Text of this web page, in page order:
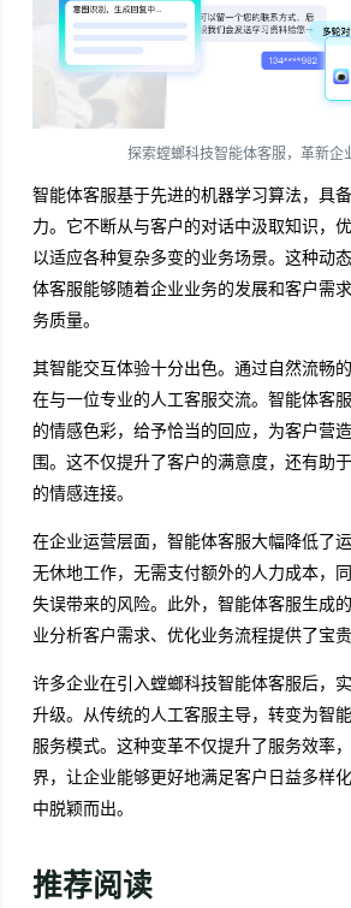
探索螳螂科技智能体客服，革新企
智能体客服基于先进的机器学习算法，具
力。它不断从与客户的对话中汲取知识，
以适应各种复杂多变的业务场景。这种动
体客服能够随着企业业务的发展和客户需
务质量。
其智能交互体验十分出色。通过自然流畅
在与一位专业的人工客服交流。智能体客
的情感色彩，给予恰当的回应，为客户营
围。这不仅提升了客户的满意度，还有助
的情感连接。
在企业运营层面，智能体客服大幅降低了
无休地工作，无需支付额外的人力成本，
失误带来的风险。此外，智能体客服生成
业分析客户需求、优化业务流程提供了宝贵
许多企业在引入螳螂科技智能体客服后，
升级。从传统的人工客服主导，转变为智
服务模式。这种变革不仅提升了服务效率
界，让企业能够更好地满足客户日益多样
中脱颖而出。
推荐阅读